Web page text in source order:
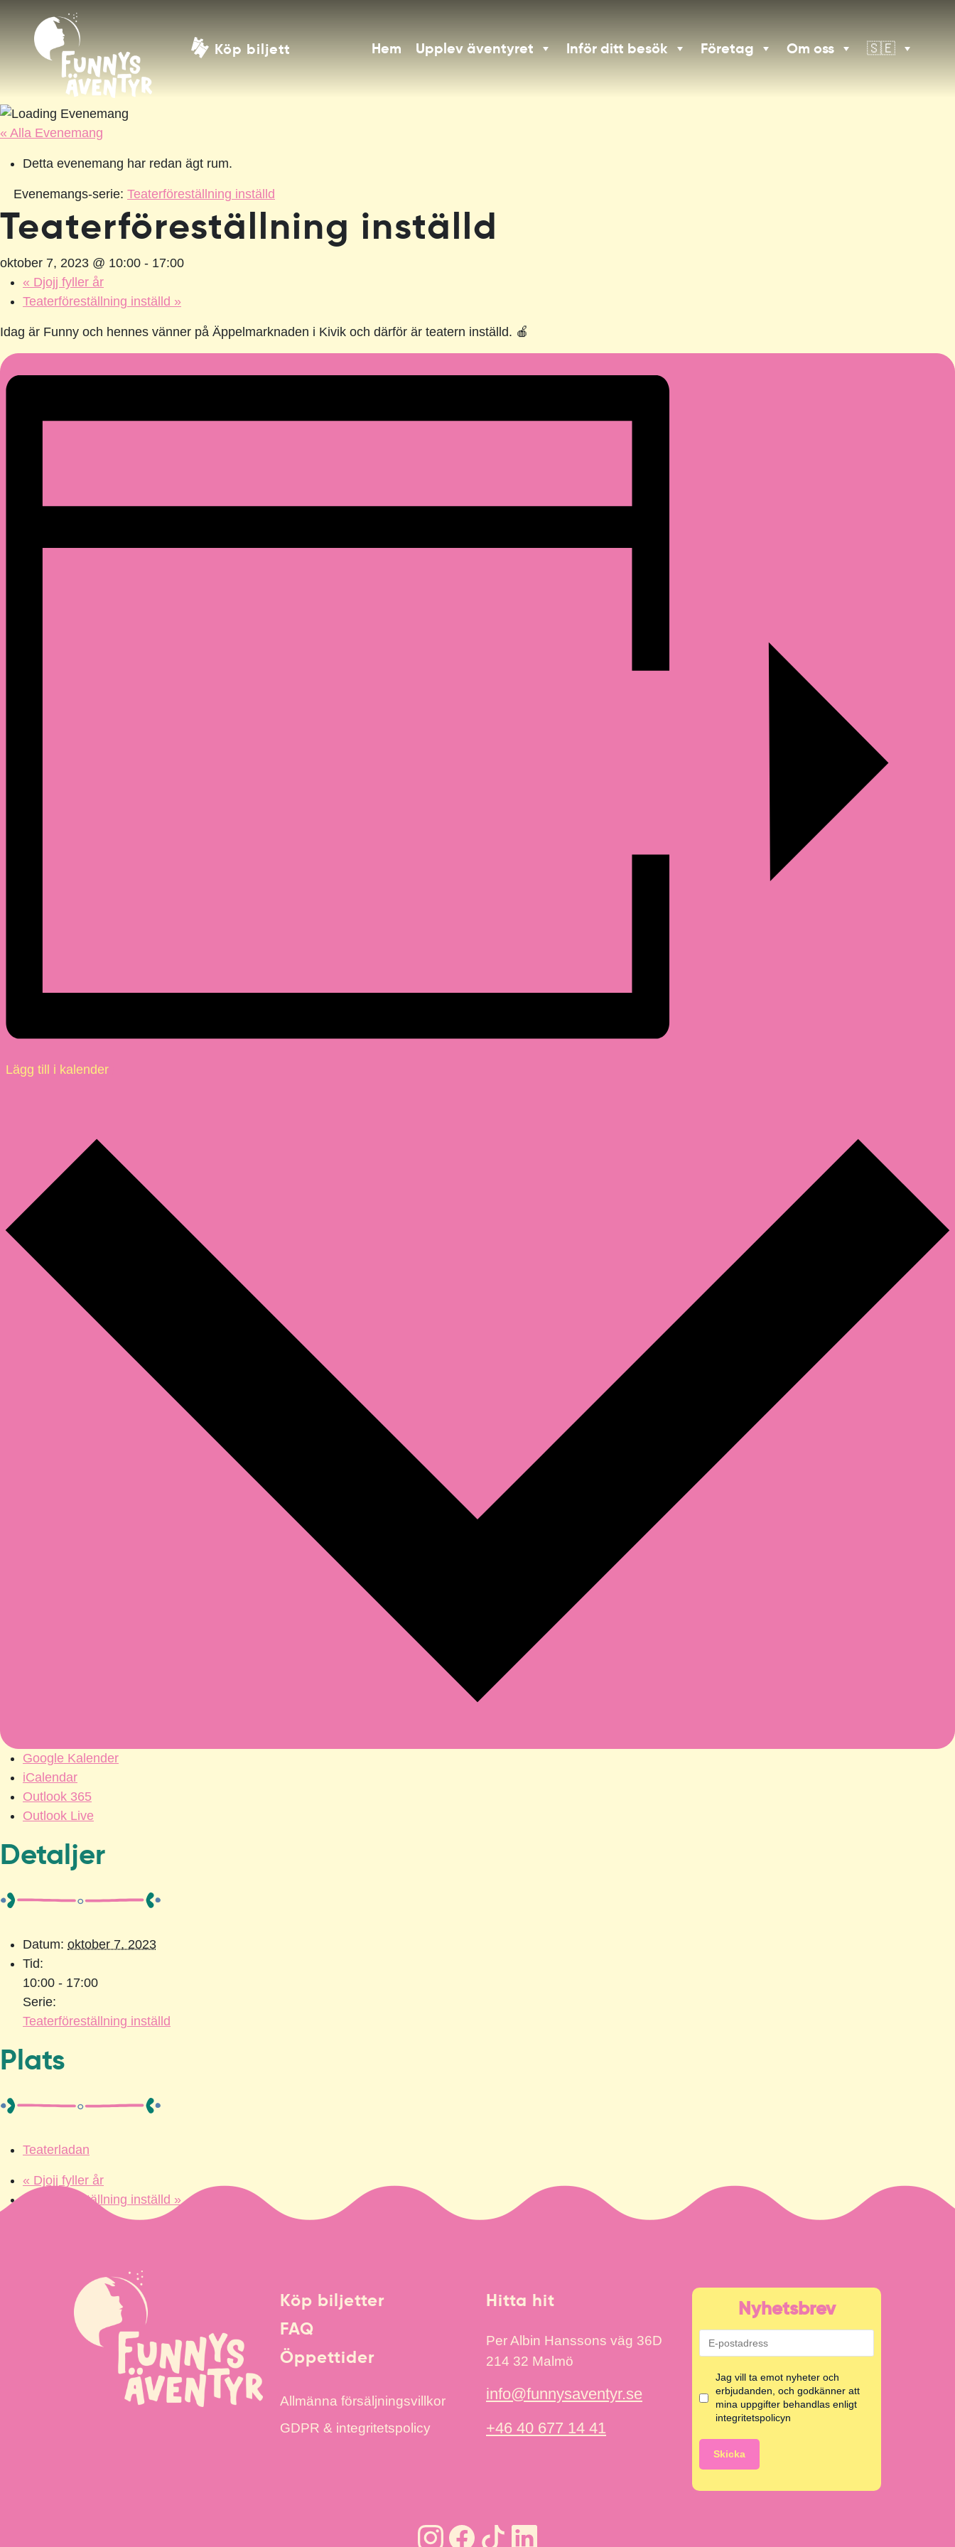
Köp biljett Hem Upplev äventyret Inför ditt besök Företag Om oss 🇸🇪
« Alla Evenemang
Detta evenemang har redan ägt rum.
Evenemangs-serie: Teaterföreställning inställd
Teaterföreställning inställd
oktober 7, 2023 @ 10:00 - 17:00
« Djojj fyller år
Teaterföreställning inställd »
Idag är Funny och hennes vänner på Äppelmarknaden i Kivik och därför är teatern inställd. 🍎
Lägg till i kalender
Google Kalender
iCalendar
Outlook 365
Outlook Live
Detaljer
Datum: oktober 7, 2023
Tid:
10:00 - 17:00
Serie:
Teaterföreställning inställd
Plats
Teaterladan
« Djojj fyller år
Teaterföreställning inställd »
Köp biljetter
FAQ
Öppettider
Allmänna försäljningsvillkor
GDPR & integritetspolicy
Hitta hit
Per Albin Hanssons väg 36D
214 32 Malmö
info@funnysaventyr.se
+46 40 677 14 41
Nyhetsbrev
Jag vill ta emot nyheter och
erbjudanden, och godkänner att
mina uppgifter behandlas enligt
integritetspolicyn
Skicka